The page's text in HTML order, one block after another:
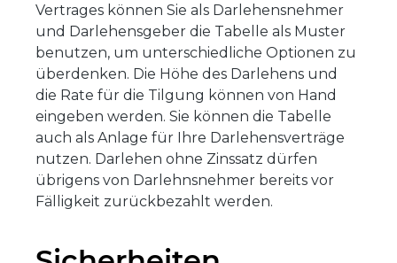
Vertrages können Sie als Darlehensnehmer
und Darlehensgeber die Tabelle als Muster
benutzen, um unterschiedliche Optionen zu
überdenken. Die Höhe des Darlehens und
die Rate für die Tilgung können von Hand
eingeben werden. Sie können die Tabelle
auch als Anlage für Ihre Darlehensverträge
nutzen. Darlehen ohne Zinssatz dürfen
übrigens von Darlehnsnehmer bereits vor
Fälligkeit zurückbezahlt werden.